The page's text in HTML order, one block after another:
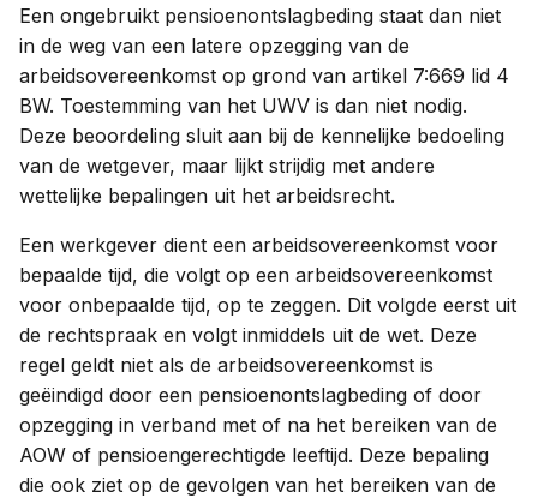
Een ongebruikt pensioenontslagbeding staat dan niet
in de weg van een latere opzegging van de
arbeidsovereenkomst op grond van artikel 7:669 lid 4
BW. Toestemming van het UWV is dan niet nodig.
Deze beoordeling sluit aan bij de kennelijke bedoeling
van de wetgever, maar lijkt strijdig met andere
wettelijke bepalingen uit het arbeidsrecht.
Een werkgever dient een arbeidsovereenkomst voor
bepaalde tijd, die volgt op een arbeidsovereenkomst
voor onbepaalde tijd, op te zeggen. Dit volgde eerst uit
de rechtspraak en volgt inmiddels uit de wet. Deze
regel geldt niet als de arbeidsovereenkomst is
geëindigd door een pensioenontslagbeding of door
opzegging in verband met of na het bereiken van de
AOW of pensioengerechtigde leeftijd. Deze bepaling
die ook ziet op de gevolgen van het bereiken van de